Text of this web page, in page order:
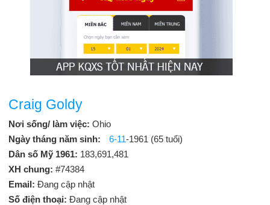
Craig Goldy
Nơi sống/ làm việc: Ohio
Ngày tháng năm sinh:
6-11-1961 (65 tuổi)
Dân số Mỹ 1961: 183,691,481
XH chung: #74384
Email: Đang cập nhật
Số điện thoại: Đang cập nhật